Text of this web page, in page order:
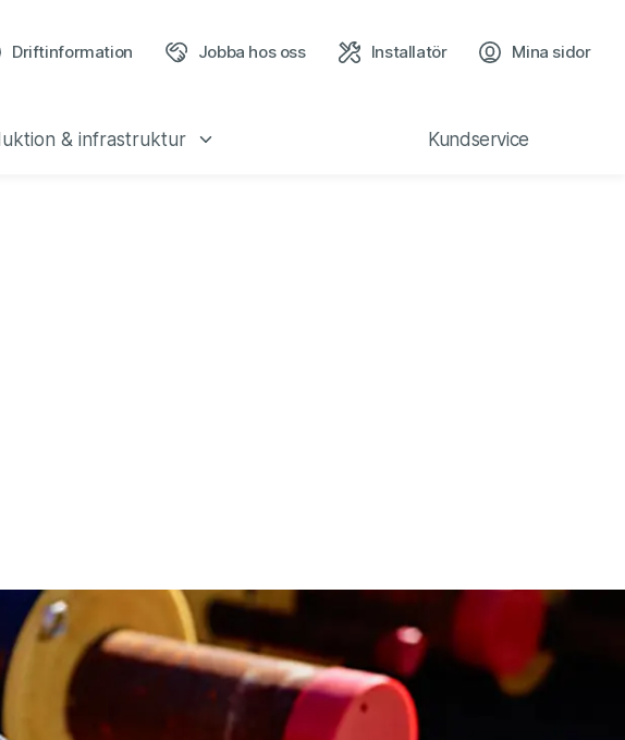
Driftinformation Jobba hos oss Installatör
Mina sidor
& infrastruktur Kundservice